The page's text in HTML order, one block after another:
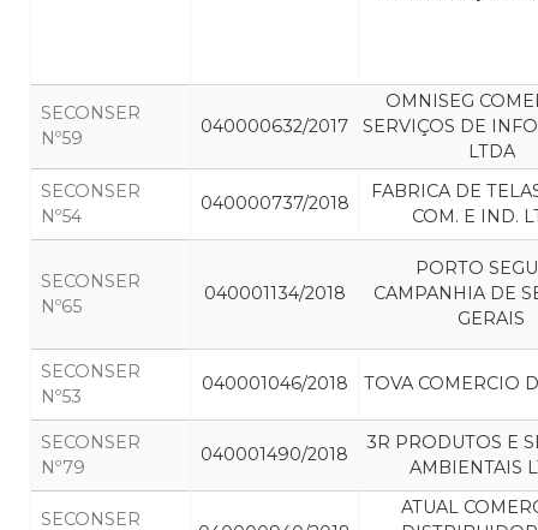
SECONSER
Nº59
040000632/2017
OMNISEG
SERVIÇOS DE
LTDA
SECONSER
Nº54
040000737/2018
FABRICA DE
COM. E IND.
SECONSER
Nº65
040001134/2018
PORTO
CAMPANHIA DE
GERAIS
SECONSER
Nº53
040001046/2018 TOVA COMERCIO
SECONSER
Nº79
040001490/2018
3R PRODUTOS E
AMBIENTAIS
SECONSER
ATUAL